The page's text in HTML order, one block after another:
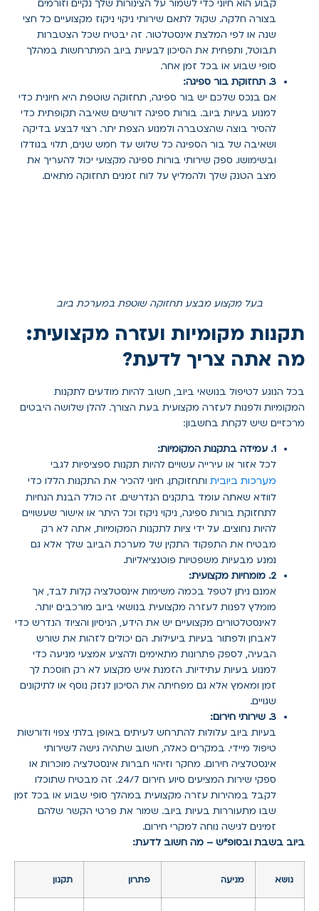
קבוע הוא חיוני כדי לשמור על הצינורות שלך נקיים וזורמים
בצורה חלקה. שקול לתאם שירותי ניקוי ניקוז מקצועיים כל חצי
שנה או לפי המלצת אינסטלטור. זה יבטיח שכל הצטברות
תבוטל, ותפחית את הסיכון לבעיות ביוב המתרחשות במהלך
סופי שבוע או בכל זמן אחר.
3. תחזוקת בור ספיגה:
אם בנכס שלכם יש בור ספיגה, תחזוקה שוטפת היא חיונית כדי
למנוע בעיות ביוב. בורות ספיגה דורשים שאיבה תקופתית כדי
להסיר בוצה שהצטברה ולמנוע הצפת יתר. רצוי לבצע בדיקה
ושאיבה של בור הספיגה כל שלוש עד חמש שנים, תלוי בגודלו
ובשימושו. ספק שירותי בורות ספיגה מקצועי יכול להעריך את
מצב הטנק שלך ולהמליץ על לוח זמנים תחזוקה מתאים.
בעל מקצוע מבצע תחזוקה שוטפת במערכת ביוב
תקנות מקומיות ועזרה מקצועית:
מה אתה צריך לדעת?
בכל הנוגע לטיפול בנושאי ביוב, חשוב להיות מודעים לתקנות
המקומיות ולפנות לעזרה מקצועית בעת הצורך. להלן שלושה היבטים
מרכזיים שיש לקחת בחשבון:
1. עמידה בתקנות המקומיות:
לכל אזור או עירייה עשויים להיות תקנות ספציפיות לגבי
מערכות ביובית ותחזוקתן. חיוני להכיר את התקנות הללו כדי
לוודא שאתה עומד בתקנים הנדרשים. זה כולל הבנת הנחיות
לתחזוקת בורות ספיגה, ניקוי ניקוז וכל היתר או אישור שעשויים
להיות נחוצים. על ידי ציות לתקנות המקומיות, אתה לא רק
מבטיח את התפקוד התקין של מערכת הביוב שלך אלא גם
נמנע מבעיות משפטיות פוטנציאליות.
2. מומחיות מקצועית:
אמנם ניתן לטפל בכמה משימות אינסטלציה קלות לבד, אך
מומלץ לפנות לעזרה מקצועית בנושאי ביוב מורכבים יותר.
לאינסטלטורים מקצועיים יש את הידע, הניסיון והציוד הנדרש כדי
לאבחן ולפתור בעיות ביעילות. הם יכולים לזהות את שורש
הבעיה, לספק פתרונות מתאימים ולהציע אמצעי מניעה כדי
למנוע בעיות עתידיות. הזמנת איש מקצוע לא רק חוסכת לך
זמן ומאמץ אלא גם מפחיתה את הסיכון לנזק נוסף או לתיקונים
שגויים.
3. שירותי חירום:
בעיות ביוב עלולות להתרחש לעיתים באופן בלתי צפוי ודורשות
טיפול מיידי. במקרים כאלה, חשוב שתהיה גישה לשירותי
אינסטלציה חירום. מחקר וזיהוי חברות אינסטלציה מוכרות או
ספקי שירות המציעים סיוע חירום 24/7. זה מבטיח שתוכלו
לקבל במהירות עזרה מקצועית במהלך סופי שבוע או בכל זמן
שבו מתעוררות בעיות ביוב. שמור את פרטי הקשר שלהם
זמינים לגישה נוחה למקרי חירום.
ביוב בשבת ובסופ"ש – מה חשוב לדעת:
נושא מניעה פתרון תקנון